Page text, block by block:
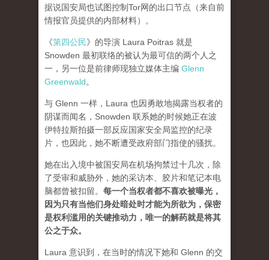
据说国安局也试图控制Tor网的出口节点（来自前
情报官员提供的内部材料）。
《第四公民》的导演 Laura Poitras 就是
Snowden 最初联络的被认为最可信的两个人之
一，另一位是前律师现独立媒体主编 Glenn
Greenwald。
与 Glenn 一样，Laura 也因勇敢地揭露当权者的
阴谋而闻名，Snowden 联系她的时候她正在波
伊特拉斯拍摄一部反应国家安全局监控的纪录
片，也因此，她不断遭受政府部门指使的骚扰。
她在出入境中被国安局在机场拘禁过十几次，除
了受审和威胁外，她的采访本、胶片和笔记本电
脑都曾被扣留。 每一个当权者都不喜欢被曝光，
因为只有当他们身处暗处时才能为所欲为，保密
是权利滥用的关键推动力，唯一的解药就是将其
公之于众。
Laura 意识到，在当时的情况下她和 Glenn 的交